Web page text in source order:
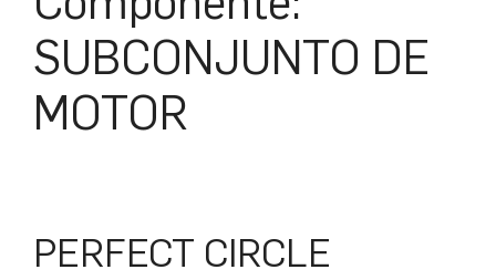
SUBCONJUNTO DE
MOTOR
PERFECT CIRCLE